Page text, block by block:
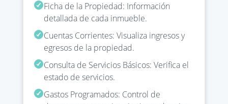
Ficha de la Propiedad: Información
detallada de cada inmueble.
Cuentas Corrientes: Visualiza ingresos y
egresos de la propiedad.
Consulta de Servicios Básicos: Verifica el
estado de servicios.
Gastos Programados: Control de